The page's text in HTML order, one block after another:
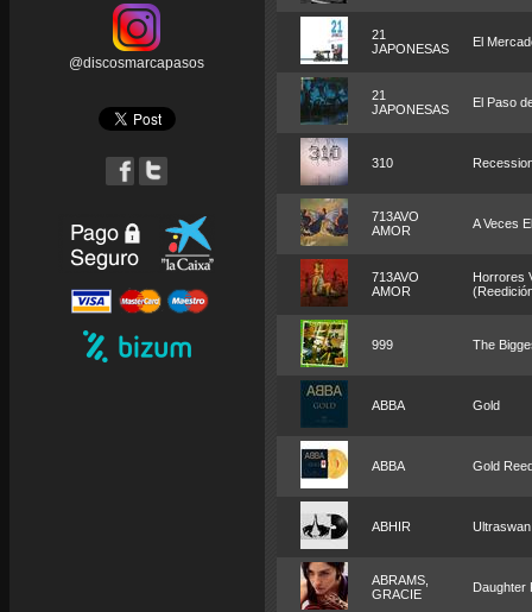
@discosmarcapasos
21
JAPONESAS
El
21
JAPONESAS
El Paso
310
713AVO
AMOR
A Veces
713AVO
AMOR
Horrores
999 The
ABBA Gold
ABBA Gold
ABHIR Ultraswan
ABRAMS,
GRACIE
Daughter